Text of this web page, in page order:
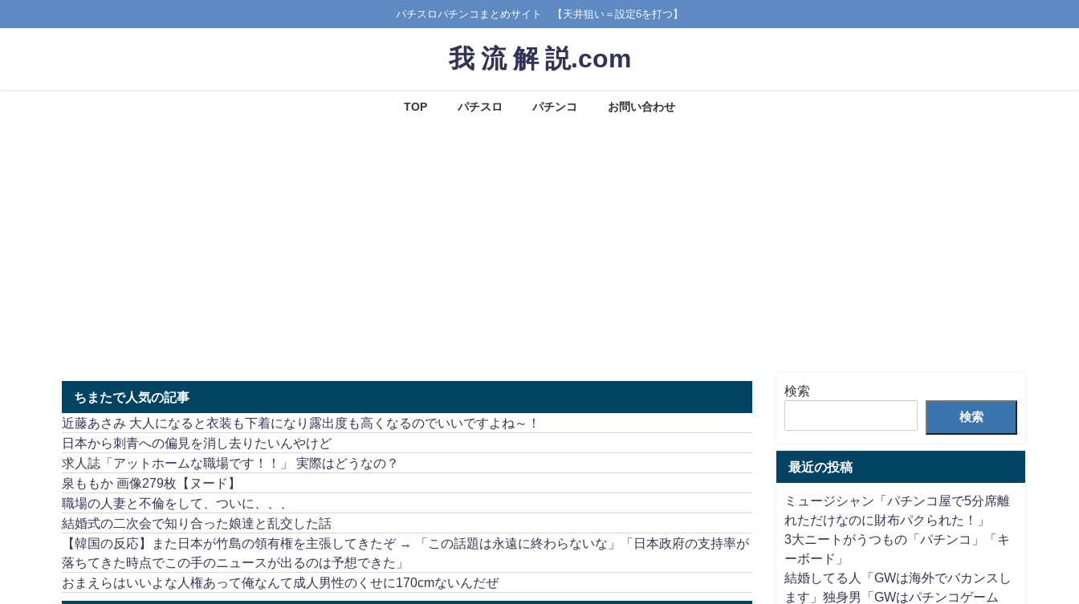
パチスロパチンコまとめサイト 【天井狙い＝設定6を打つ】
我 流 解 説.com
TOP パチスロ パチンコ お問い合わせ
ちまたで人気の記事
近藤あさみ 大人になると衣装も下着になり露出度も高くなるのでいいですよね～！
日本から刺青への偏見を消し去りたいんやけど
求人誌「アットホームな職場です！！」 実際はどうなの？
泉ももか 画像279枚【ヌード】
職場の人妻と不倫をして、ついに、、、
結婚式の二次会で知り合った娘達と乱交した話
【韓国の反応】また日本が竹島の領有権を主張してきたぞ → 「この話題は永遠に終わらないな」「日本政府の支持率が
落ちてきた時点でこの手のニュースが出るのは予想できた」
おまえらはいいよな人権あって俺なんて成人男性のくせに170cmないんだぜ
検索
検索
最近の投稿
ミュージシャン「パチンコ屋で5分席離
れただけなのに財布パクられた！」
3大ニートがうつもの「パチンコ」「キ
ーボード」
結婚してる人「GWは海外でバカンスし
ます」独身男「GWはパチンコゲーム